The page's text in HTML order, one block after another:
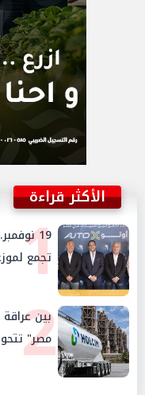
الأكثر قراءة
1
19
تجمع
2
بين
مصر"